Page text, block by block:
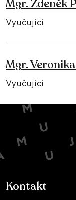
Mgr. Zdeněk
Vyučující
Mgr.
Vyučující
Kontakt